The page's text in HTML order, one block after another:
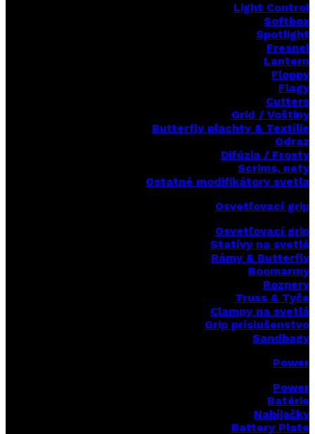
Light Control
Softbox
Spotlight
Fresnel
Lantern
Floppy
Flagy
Cutters
Grid / Voštiny
Butterfly plachty & Textílie
Odraz
Difúzia / Frosty
Scrims, nety
Ostatné modifikátory svetla
Osvetľovací grip
Osvetľovací grip
Statívy na svetlá
Rámy & Butterfly
Boomarmy
Rozpery
Truss & Tyče
Clampy na svetlá
Grip príslušenstvo
Sandbagy
Power
Power
Batérie
Nabíjačky
Battery Plate